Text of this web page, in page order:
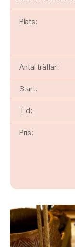
Plats:
Antal träffar:
Start:
Tid:
Pris: